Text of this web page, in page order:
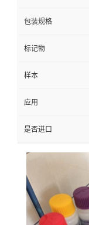
包装规格
标记物
样本
应用
是否进口